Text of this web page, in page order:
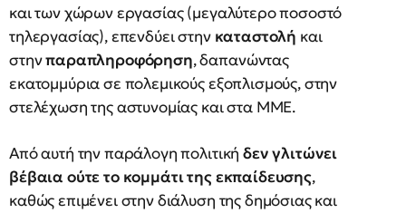
και των χώρων εργασίας (μεγαλύτερο ποσοστό
τηλεργασίας), επενδύει στην καταστολή και
στηνπαραπληροφόρηση, δαπανώντας
εκατομμύρια σε πολεμικούς εξοπλισμούς, στην
στελέχωση της αστυνομίας και στα ΜΜΕ.
Από αυτή την παράλογη πολιτικήδεν γλιτώνει
βέβαια ούτε το κομμάτι της εκπαίδευσης,
καθώς επιμένει στην διάλυση της δημόσιας και